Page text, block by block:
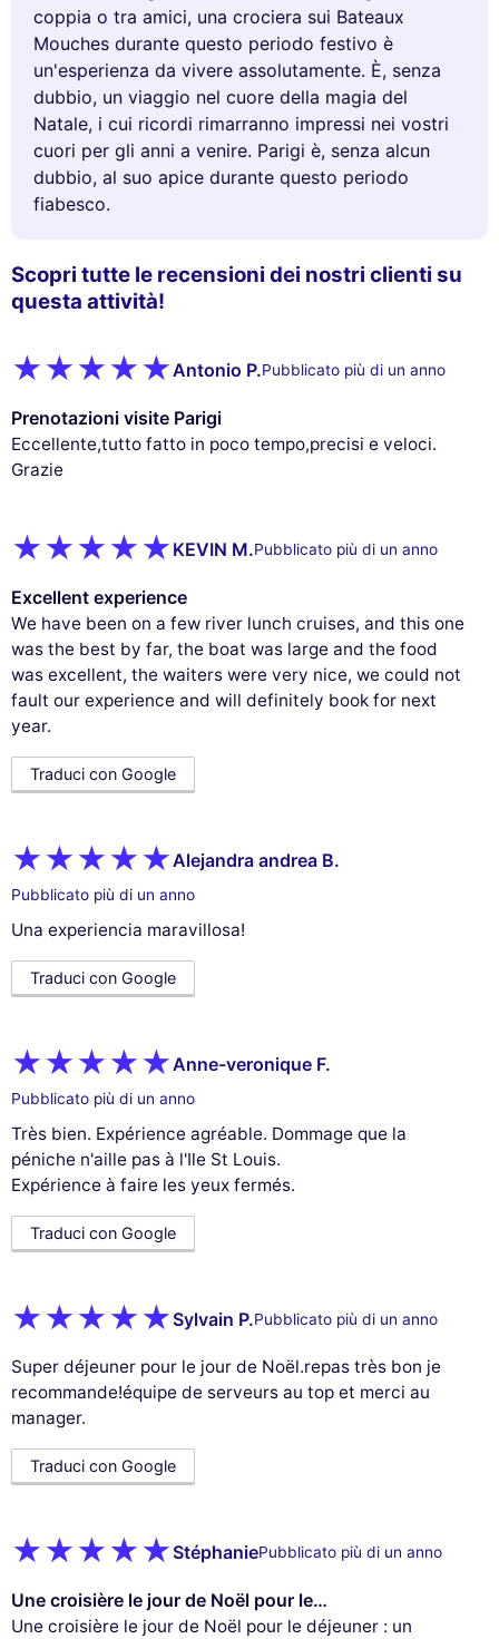
Scopri tutte le recensioni dei nostri clienti su
questa attività!
Antonio P.Pubblicato più di un anno
Prenotazioni visite Parigi
Eccellente,tutto fatto in poco tempo,precisi e veloci.
Grazie
KEVIN M.Pubblicato più di un anno
Excellent experience
We have been on a few river lunch cruises, and this one
was the best by far, the boat was large and the food
was excellent, the waiters were very nice, we could not
fault our experience and will definitely book for next
year.
Traduci con Google
Alejandra andrea B.
Pubblicato più di un anno
Una experiencia maravillosa!
Traduci con Google
Anne-veronique F.
Pubblicato più di un anno
Très bien. Expérience agréable. Dommage que la
péniche n'aille pas à l'Ile St Louis.
Expérience à faire les yeux fermés.
Traduci con Google
Sylvain P.Pubblicato più di un anno
Super déjeuner pour le jour de Noël.repas très bon je
recommande!équipe de serveurs au top et merci au
manager.
Traduci con Google
StéphaniePubblicato più di un anno
Une croisière le jour de Noël pour le…
Une croisière le jour de Noël pour le déjeuner : un
coppia o tra amici, una crociera sui Bateaux
Mouches durante questo periodo festivo è
un'esperienza da vivere assolutamente. È, senza
dubbio, un viaggio nel cuore della magia del
Natale, i cui ricordi rimarranno impressi nei vostri
cuori per gli anni a venire. Parigi è, senza alcun
dubbio, al suo apice durante questo periodo
fiabesco.